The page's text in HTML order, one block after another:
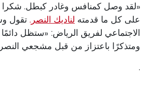
«لقد وصل كمنافس وغادر كبطل. شكرا
على كل ما قدمته لناديك النصر. تقول
الاجتماعي لفريق الرياض: «ستظل دائمًا
ومتذكرًا باعتزاز من قبل مشجعي
.